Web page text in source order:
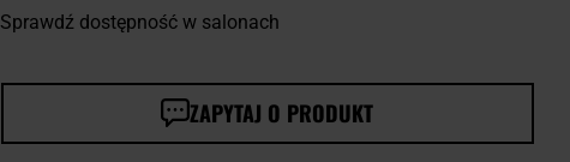
Sprawdź dostępność w salonach
ZAPYTAJ O PRODUKT